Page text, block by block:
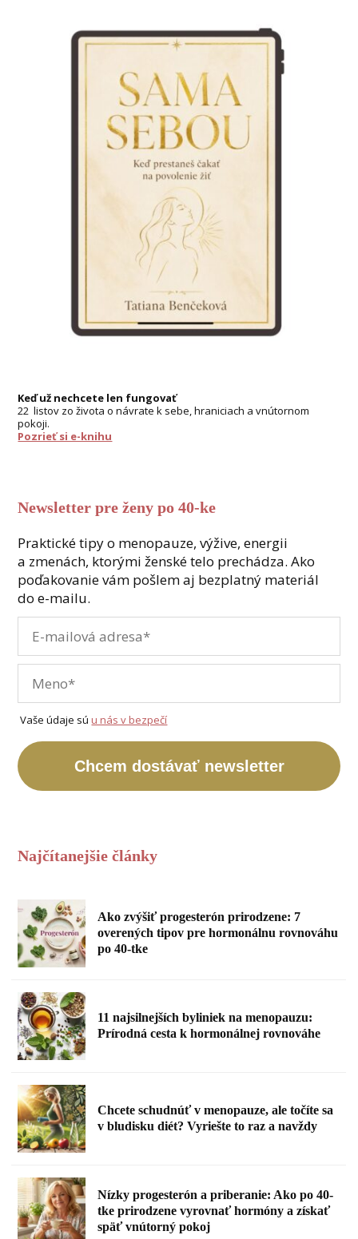
Keď už nechcete len fungovať
22 listov zo života o návrate k sebe, hraniciach a vnútornom
pokoji.
Pozrieť si e-knihu
Newsletter pre ženy po 40-ke
Praktické tipy o menopauze, výžive, energii
a zmenách, ktorými ženské telo prechádza. Ako
poďakovanie vám pošlem aj bezplatný materiál
do e-mailu.
Vaše údaje súu nás v bezpečí
Chcem dostávať newsletter
Najčítanejšie články
Ako zvýšiť progesterón prirodzene: 7
overených tipov pre hormonálnu rovnováhu
po 40-tke
11 najsilnejších byliniek na menopauzu:
Prírodná cesta k hormonálnej rovnováhe
Chcete schudnúť v menopauze, ale točíte sa
v bludisku diét? Vyriešte to raz a navždy
Nízky progesterón a priberanie: Ako po 40-
tke prirodzene vyrovnať hormóny a získať
späť vnútorný pokoj